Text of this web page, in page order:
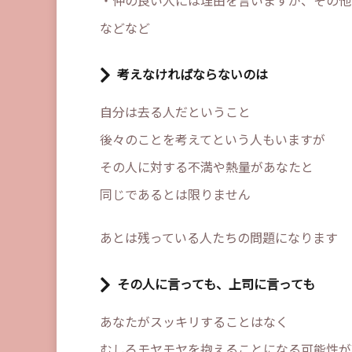
などなど
考えなければならないのは
自分は去る人だということ
後々のことを考えてという人もいますが
その人に対する不満や熱量があなたと
同じであるとは限りません
あとは残っている人たちの問題になります
その人に言っても、上司に言っても
あなたがスッキリすることはなく